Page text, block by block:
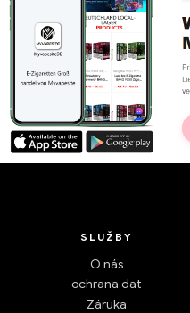
SLUŽBY
O nás
ochrana dat
Záruka